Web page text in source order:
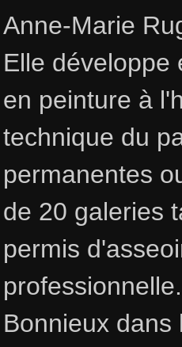
Anne-Marie
Elle développe
en peinture à
technique du
permanentes
de 20 galeries
permis
Bonnieux dans